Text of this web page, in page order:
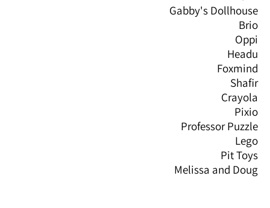
Gabby's Dollhouse
Brio
Oppi
Headu
Foxmind
Shafir
Crayola
Pixio
Professor Puzzle
Lego
Pit Toys
Melissa and Doug